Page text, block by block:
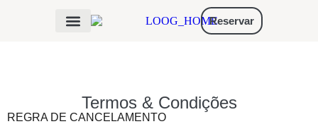
Reservar
Termos & Condições
REGRA DE CANCELAMENTO